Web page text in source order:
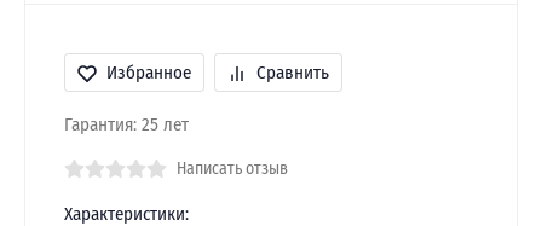
Избранное Сравнить
Гарантия: 25 лет
Написать отзыв
Характеристики: